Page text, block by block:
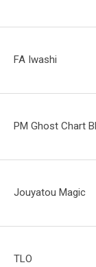
FA Iwashi
PM Ghost Chart
Jouyatou Magic
TLO